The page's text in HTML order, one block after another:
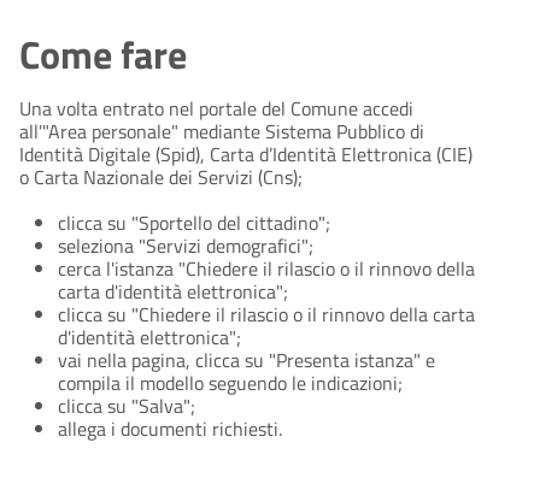
Come fare
Una volta entrato nel portale del Comune accedi
all'"Area personale" mediante Sistema Pubblico di
Identità Digitale (Spid), Carta d’Identità Elettronica (CIE)
o Carta Nazionale dei Servizi (Cns);
clicca su "Sportello del cittadino";
seleziona "Servizi demografici";
cerca l'istanza "Chiedere il rilascio o il rinnovo della
carta d'identità elettronica";
clicca su "Chiedere il rilascio o il rinnovo della carta
d'identità elettronica";
vai nella pagina, clicca su "Presenta istanza" e
compila il modello seguendo le indicazioni;
clicca su "Salva";
allega i documenti richiesti.